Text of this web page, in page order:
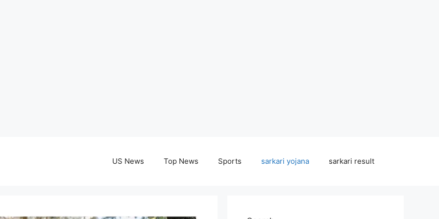
US News Top News Sports sarkari yojana sarkari result